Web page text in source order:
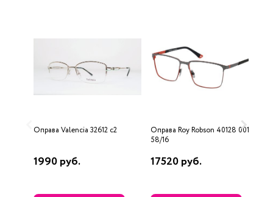
Оправа Valencia 32612 c2
1990 руб.
Оправа Roy Robson 40128 001
58/16
17520 руб.